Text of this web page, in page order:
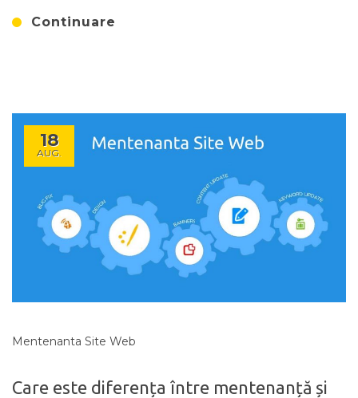
Continuare
18
AUG.
Mentenanta Site Web
Care este diferența între mentenanță și